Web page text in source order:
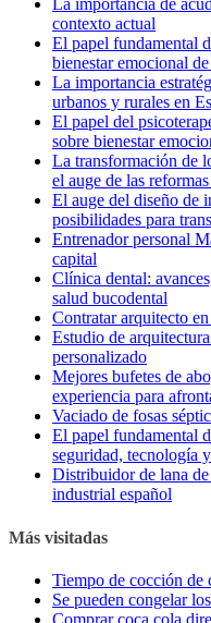
La importancia de
contexto actual
El papel fundamental
bienestar emocional
La importancia
urbanos y rurales en
El papel del
sobre bienestar
La transformación de
el auge de las
El auge del diseño de
posibilidades para
Entrenador personal
capital
Clínica dental:
salud bucodental
Contratar arquitecto
Estudio de
personalizado
Mejores bufetes de
experiencia para
Vaciado de fosas
El papel fundamental
seguridad, tecnología
Distribuidor de lana
industrial español
Más visitadas
Tiempo de cocción de
Se pueden congelar
Comprar coca cola